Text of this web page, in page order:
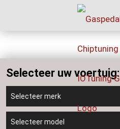
Selecteer uw voertuig: